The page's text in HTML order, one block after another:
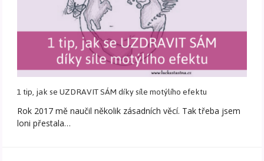
1 tip, jak se UZDRAVIT SÁM díky síle motýlího efektu
Rok 2017 mě naučil několik zásadních věcí. Tak třeba jsem
loni přestala…